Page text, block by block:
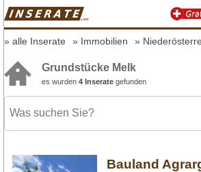
alle Inserate Immobilien
Grundstücke Melk
es wurden 4 Inserate gefunden
Bauland